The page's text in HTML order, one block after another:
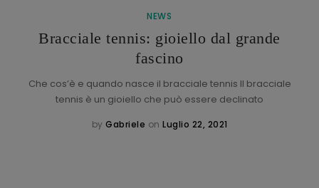
NEWS
Bracciale tennis: gioiello dal grande
fascino
Che cos’è e quando nasce il bracciale tennis Il bracciale
tennis è un gioiello che può essere declinato
by Gabriele on Luglio 22, 2021